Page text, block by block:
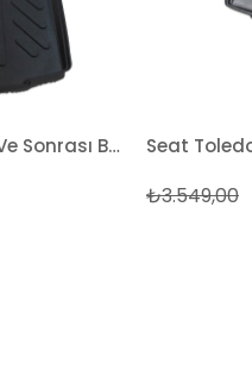
Seat Toledo Sedan 2013 Ve Sonrası Bej Paspas ve Bagaj Havuzu Seti
₺3.549,00